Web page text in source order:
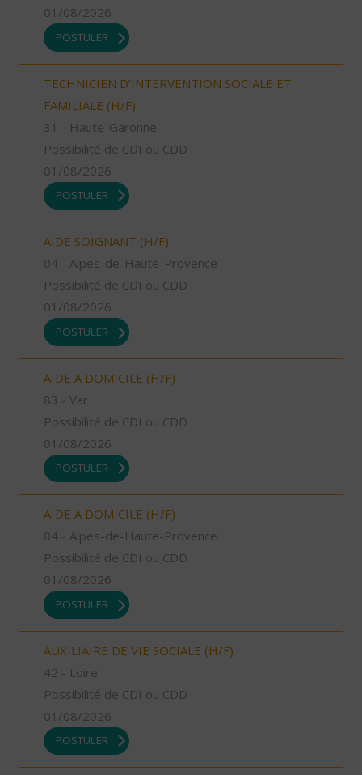
01/08/2026
POSTULER
TECHNICIEN D’INTERVENTION SOCIALE ET
FAMILIALE (H/F)
31 - Haute-Garonne
Possibilité de CDI ou CDD
01/08/2026
POSTULER
AIDE SOIGNANT (H/F)
04 - Alpes-de-Haute-Provence
Possibilité de CDI ou CDD
01/08/2026
POSTULER
AIDE A DOMICILE (H/F)
83 - Var
Possibilité de CDI ou CDD
01/08/2026
POSTULER
AIDE A DOMICILE (H/F)
04 - Alpes-de-Haute-Provence
Possibilité de CDI ou CDD
01/08/2026
POSTULER
AUXILIAIRE DE VIE SOCIALE (H/F)
42 - Loire
Possibilité de CDI ou CDD
01/08/2026
POSTULER